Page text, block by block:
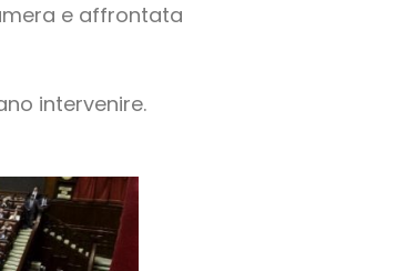
e affrontata
intervenire.